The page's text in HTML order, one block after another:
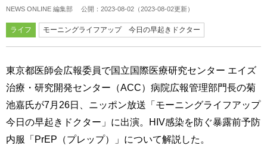
NEWS ONLINE 編集部 公開： 2023-08-02 （2023-08-02更新）
ライフ モーニングライフアップ 今日の早起きドクター
東京都医師会広報委員で国立国際医療研究センター エイズ
治療・研究開発センター（ACC）病院広報管理部門長の菊
池嘉氏が7月26日、ニッポン放送「モーニングライフアップ
今日の早起きドクター」に出演。HIV感染を防ぐ暴露前予防
内服「PrEP（プレップ）」について解説した。